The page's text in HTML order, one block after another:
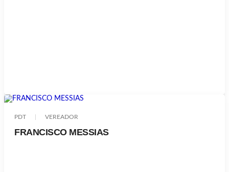
PDT VEREADOR
FRANCISCO MESSIAS